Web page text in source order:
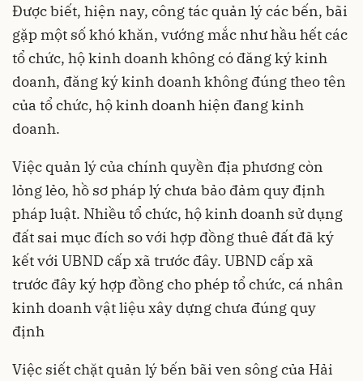
Được biết, hiện nay, công tác quản lý các bến, bãi
gặp một số khó khăn, vướng mắc như hầu hết các
tổ chức, hộ kinh doanh không có đăng ký kinh
doanh, đăng ký kinh doanh không đúng theo tên
của tổ chức, hộ kinh doanh hiện đang kinh
doanh.
Việc quản lý của chính quyền địa phương còn
lỏng lẻo, hồ sơ pháp lý chưa bảo đảm quy định
pháp luật. Nhiều tổ chức, hộ kinh doanh sử dụng
đất sai mục đích so với hợp đồng thuê đất đã ký
kết với UBND cấp xã trước đây. UBND cấp xã
trước đây ký hợp đồng cho phép tổ chức, cá nhân
kinh doanh vật liệu xây dựng chưa đúng quy
định
Việc siết chặt quản lý bến bãi ven sông của Hải